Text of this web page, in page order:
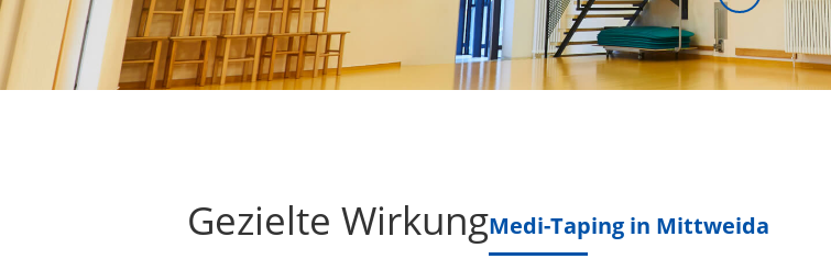
Gezielte WirkungMedi-Taping in Mittweida